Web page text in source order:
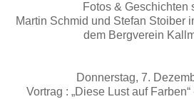
Fotos & Geschichten
Martin Schmid und Stefan Stoiber
dem Bergverein
Donnerstag, 7.
Vortrag : „Diese Lust auf